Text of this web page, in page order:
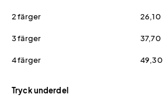
2 färger 26,10
3 färger 37,70
4 färger 49,30
Tryck underdel